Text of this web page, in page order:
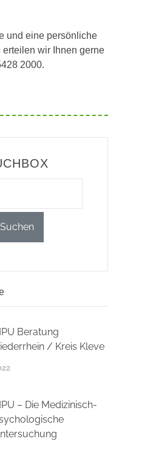
und eine persönliche
erteilen wir Ihnen gerne
2000.
Beratung
/ Kreis Kleve
– Die Medizinisch-